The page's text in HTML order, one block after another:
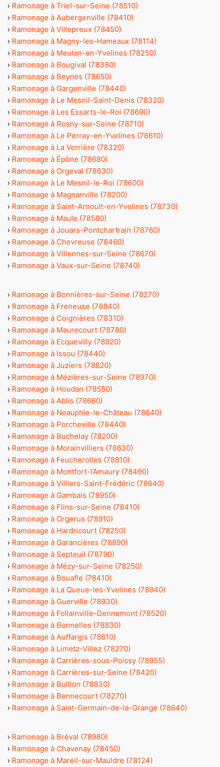
› Ramonage à Triel-sur-Seine (78510)
› Ramonage à Aubergenville (78410)
› Ramonage à Villepreux (78450)
› Ramonage à Magny-les-Hameaux (78114)
› Ramonage à Meulan-en-Yvelines (78250)
› Ramonage à Bougival (78380)
› Ramonage à Beynes (78650)
› Ramonage à Gargenville (78440)
› Ramonage à Le Mesnil-Saint-Denis (78320)
› Ramonage à Les Essarts-le-Roi (78690)
› Ramonage à Rosny-sur-Seine (78710)
› Ramonage à Le Perray-en-Yvelines (78610)
› Ramonage à La Verrière (78320)
› Ramonage à Épône (78680)
› Ramonage à Orgeval (78630)
› Ramonage à Le Mesnil-le-Roi (78600)
› Ramonage à Magnanville (78200)
› Ramonage à Saint-Arnoult-en-Yvelines (78730)
› Ramonage à Maule (78580)
› Ramonage à Jouars-Pontchartrain (78760)
› Ramonage à Chevreuse (78460)
› Ramonage à Villennes-sur-Seine (78670)
› Ramonage à Vaux-sur-Seine (78740)
› Ramonage à Bonnières-sur-Seine (78270)
› Ramonage à Freneuse (78840)
› Ramonage à Coignières (78310)
› Ramonage à Maurecourt (78780)
› Ramonage à Ecquevilly (78920)
› Ramonage à Issou (78440)
› Ramonage à Juziers (78820)
› Ramonage à Mézières-sur-Seine (78970)
› Ramonage à Houdan (78550)
› Ramonage à Ablis (78660)
› Ramonage à Neauphle-le-Château (78640)
› Ramonage à Porcheville (78440)
› Ramonage à Buchelay (78200)
› Ramonage à Morainvilliers (78630)
› Ramonage à Feucherolles (78810)
› Ramonage à Montfort-l’Amaury (78490)
› Ramonage à Villiers-Saint-Frédéric (78640)
› Ramonage à Gambais (78950)
› Ramonage à Flins-sur-Seine (78410)
› Ramonage à Orgerus (78910)
› Ramonage à Hardricourt (78250)
› Ramonage à Garancières (78890)
› Ramonage à Septeuil (78790)
› Ramonage à Mézy-sur-Seine (78250)
› Ramonage à Bouafle (78410)
› Ramonage à La Queue-les-Yvelines (78940)
› Ramonage à Guerville (78930)
› Ramonage à Follainville-Dennemont (78520)
› Ramonage à Bonnelles (78830)
› Ramonage à Auffargis (78610)
› Ramonage à Limetz-Villez (78270)
› Ramonage à Carrières-sous-Poissy (78955)
› Ramonage à Carrières-sur-Seine (78420)
› Ramonage à Bullion (78830)
› Ramonage à Bennecourt (78270)
› Ramonage à Saint-Germain-de-la-Grange (78640)
› Ramonage à Bréval (78980)
› Ramonage à Chavenay (78450)
› Ramonage à Mareil-sur-Mauldre (78124)